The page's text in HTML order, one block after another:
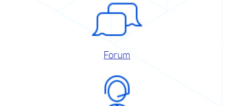
Forum